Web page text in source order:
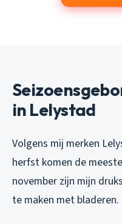
in Lelystad
Volgens mij merken
herfst komen de
november zijn mijn
te maken met bladeren.